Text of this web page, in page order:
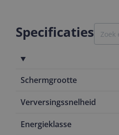
Specificaties
Schermgrootte
Verversingssnelheid
Energieklasse